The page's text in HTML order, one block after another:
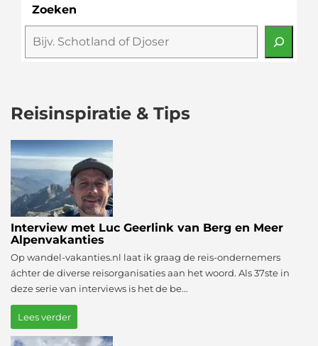
Zoeken
Reisinspiratie & Tips
Interview met Luc Geerlink van Berg en Meer
Alpenvakanties
Op wandel-vakanties.nl laat ik graag de reis-ondernemers
áchter de diverse reisorganisaties aan het woord. Als 37ste in
deze serie van interviews is het de be...
Lees verder